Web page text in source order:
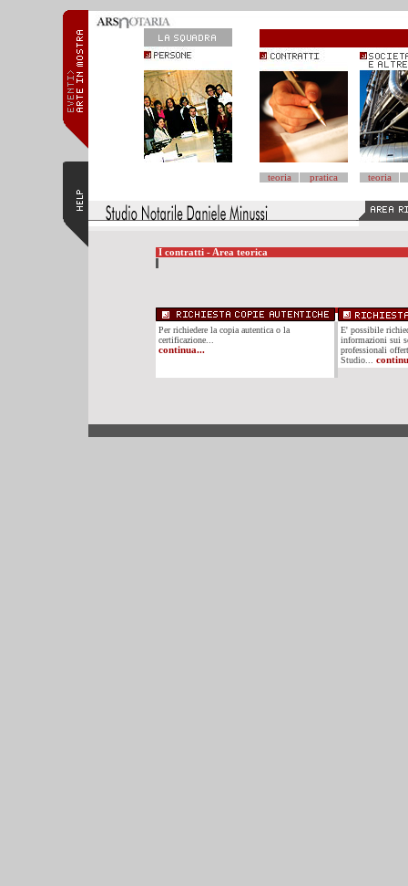
teoria pratica teoria
I contratti - Area teorica
Per richiedere la copia autentica o la
certificazione...
continua...
E' possibile
informazioni sui
professionali
Studio...